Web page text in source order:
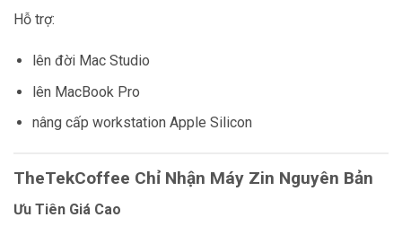
Hỗ trợ:
lên đời Mac Studio
lên MacBook Pro
nâng cấp workstation Apple Silicon
TheTekCoffee Chỉ Nhận Máy Zin Nguyên Bản
Ưu Tiên Giá Cao